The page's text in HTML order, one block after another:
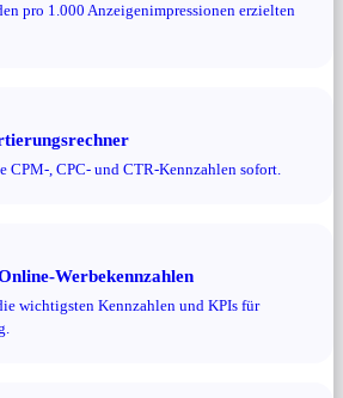
pro 1.000 Anzeigenimpressionen erzielten
CPM-, CPC- und CTR-Kennzahlen sofort.
Werbekennzahlen
wichtigsten Kennzahlen und KPIs für